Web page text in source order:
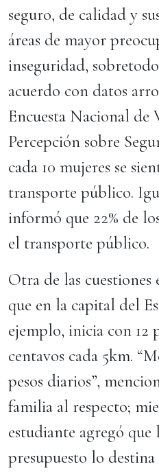
seguro, de calidad y
áreas de mayor
inseguridad,
acuerdo con datos
Encuesta Nacional
Percepción sobre
cada 10 mujeres se
transporte público.
informó que 22% de
el transporte público.
Otra de las cuestiones
que en la capital del
ejemplo, inicia con 12
centavos cada 5km.
pesos diarios”,
familia al respecto;
estudiante agregó que
presupuesto lo